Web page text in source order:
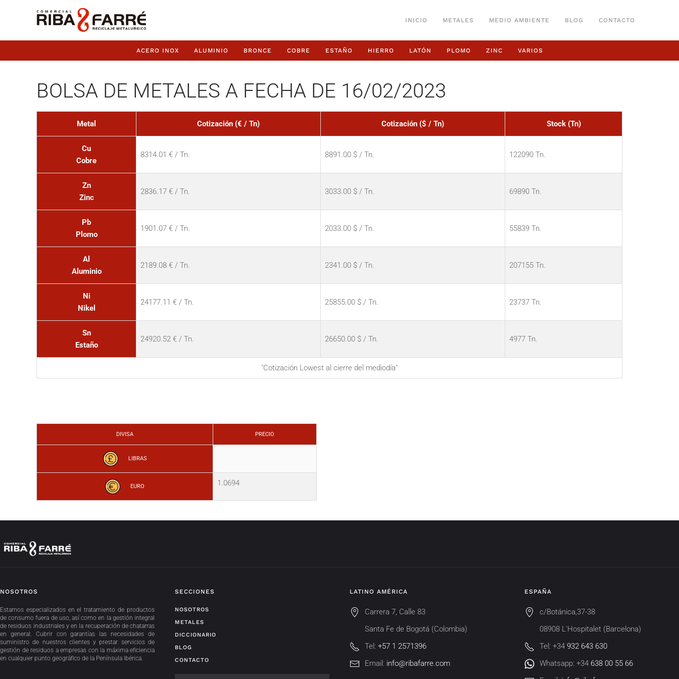
INICIO METALES MEDIO AMBIENTE BLOG CONTACTO
ACERO INOX ALUMINIO BRONCE COBRE ESTAÑO HIERRO LATÓN PLOMO ZINC VARIOS
BOLSA DE METALES A FECHA DE 16/02/2023
Metal Cotización (€ / Tn) Cotización ($ / Tn) Stock (Tn)
Cu
Cobre
8314.01 € / Tn. 8891.00 $ / Tn. 122090 Tn.
Zn
Zinc
2836.17 € / Tn. 3033.00 $ / Tn. 69890 Tn.
Pb
Plomo
1901.07 € / Tn. 2033.00 $ / Tn. 55839 Tn.
Al
Aluminio
2189.08 € / Tn. 2341.00 $ / Tn. 207155 Tn.
Ni
Nikel
24177.11 € / Tn. 25855.00 $ / Tn. 23737 Tn.
Sn
Estaño
24920.52 € / Tn. 26650.00 $ / Tn. 4977 Tn.
"Cotización Lowest al cierre del mediodía"
DIVISA PRECIO
LIBRAS
EURO 1.0694
NOSOTROS
Estamos especializados en el tratamiento de productos
de consumo fuera de uso, así como en la gestión integral
de residuos industriales y en la recuperación de chatarras
en general. Cubrir con garantías las necesidades de
suministro de nuestros clientes y prestar servicios de
gestión de residuos a empresas con la máxima eficiencia
en cualquier punto geográfico de la Península Ibérica.
SECCIONES
NOSOTROS
METALES
DICCIONARIO
BLOG
CONTACTO
LATINO AMÉRICA
Carrera 7, Calle 83
Santa Fe de Bogotá (Colombia)
Tel: +57 1 2571396
Email: info@ribafarre.com
ESPAÑA
c/Botánica,37-38
08908 L'Hospitalet (Barcelona)
Tel: +34 932 643 630
Whatsapp: +34 638 00 55 66